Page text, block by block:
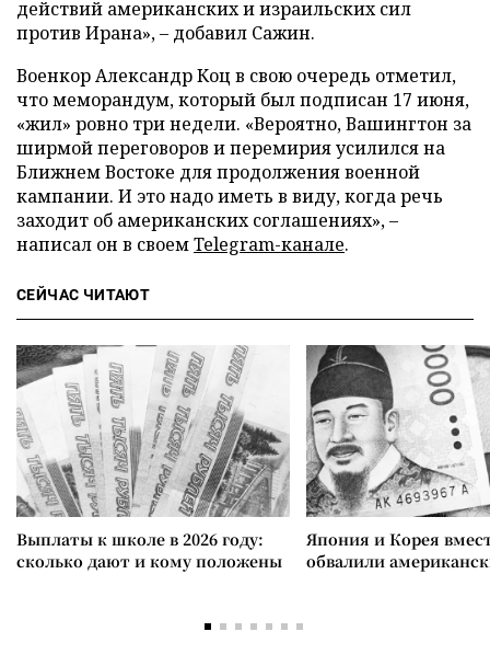
действий американских и израильских сил
против Ирана», – добавил Сажин.
Военкор Александр Коц в свою очередь отметил,
что меморандум, который был подписан 17 июня,
«жил» ровно три недели. «Вероятно, Вашингтон за
ширмой переговоров и перемирия усилился на
Ближнем Востоке для продолжения военной
кампании. И это надо иметь в виду, когда речь
заходит об американских соглашениях», –
написал он в своемTelegram-канале.
СЕЙЧАС ЧИТАЮТ
Выплаты к школе в 2026 году:
сколько дают и кому положены
Япония и Корея
обвалили